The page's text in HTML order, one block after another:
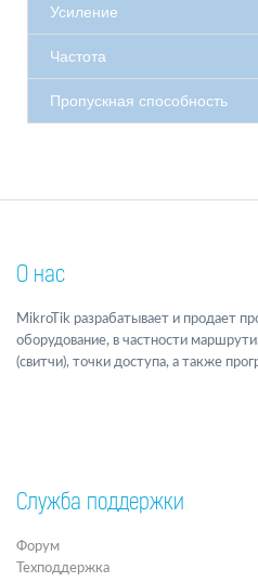
Усиление
Частота
Пропускная способность
О нас
MikroTik разрабатывает и продает
оборудование, в частности
(свитчи), точки доступа, а также
Служба поддержки
Форум
Техподдержка